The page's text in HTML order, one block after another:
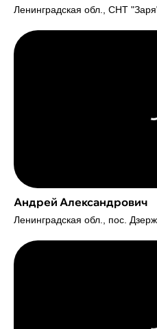
Ленинградская обл., СНТ
Андрей Александрович
Ленинградская обл., пос.